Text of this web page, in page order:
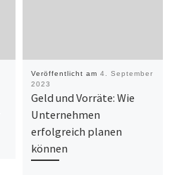
Veröffentlicht am 4. September
2023
Geld und Vorräte: Wie
Unternehmen
erfolgreich planen
können